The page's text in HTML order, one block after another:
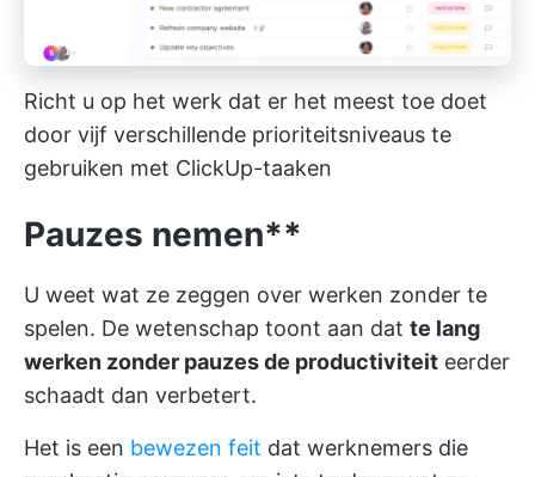
Richt u op het werk dat er het meest toe doet
door vijf verschillende prioriteitsniveaus te
gebruiken met ClickUp-taaken
Pauzes nemen**
U weet wat ze zeggen over werken zonder te
spelen. De wetenschap toont aan dat te lang
werken zonder pauzes de productiviteit eerder
schaadt dan verbetert.
Het is een bewezen feit dat werknemers die